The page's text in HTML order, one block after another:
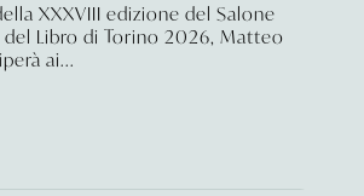
XXXVIII edizione del Salone
Libro di Torino 2026, Matteo
ai...